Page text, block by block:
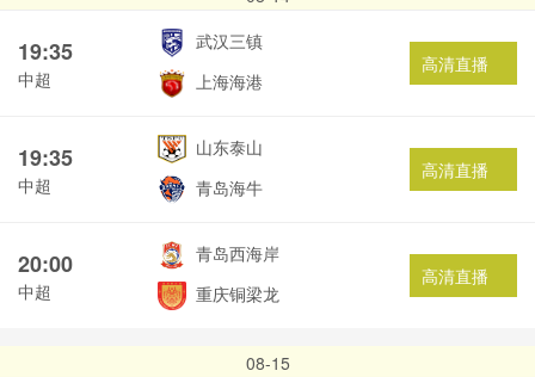
19:35
中超
武汉三镇
上海海港
高清直播
19:35
中超
山东泰山
青岛海牛
高清直播
20:00
中超
青岛西海岸
重庆铜梁龙
高清直播
08-15